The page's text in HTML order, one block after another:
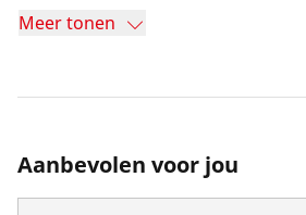
Meer tonen
Aanbevolen voor jou